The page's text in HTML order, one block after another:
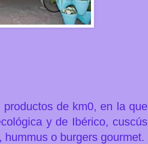
de km0, en la que
y de Ibérico, cuscús
o burgers gourmet.